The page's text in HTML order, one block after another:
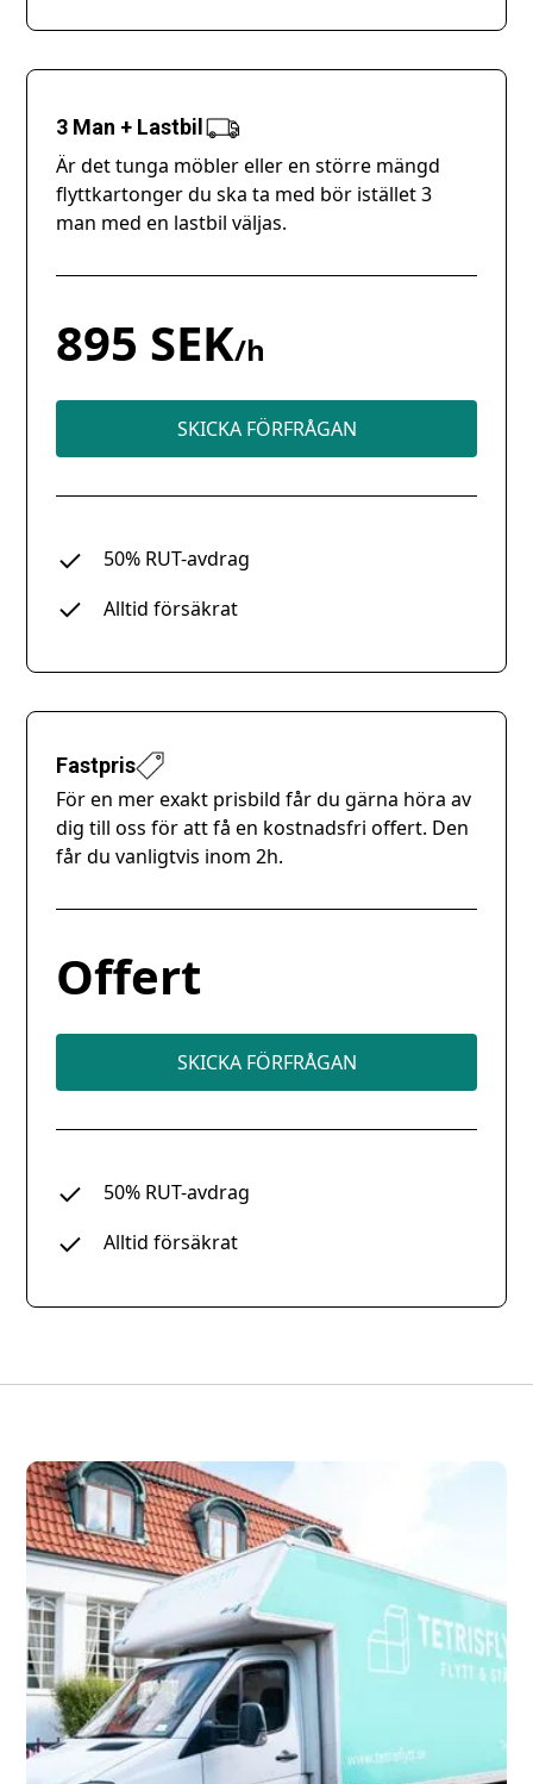
3 Man + Lastbil
Är det tunga möbler eller en större mängd
flyttkartonger du ska ta med bör istället 3
man med en lastbil väljas.
895 SEK/h
SKICKA FÖRFRÅGAN
50% RUT-avdrag
Alltid försäkrat
Fastpris
För en mer exakt prisbild får du gärna höra av
dig till oss för att få en kostnadsfri offert. Den
får du vanligtvis inom 2h.
Offert
SKICKA FÖRFRÅGAN
50% RUT-avdrag
Alltid försäkrat